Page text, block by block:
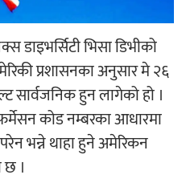
‘संवेदनाका प्रतिध्वनि’
लोकार्पण
डाइभर्सिटी भिसा डिभीको
प्रशासनका अनुसार मे २६
सार्वजनिक हुन लागेको हो ।
कोड नम्बरका आधारमा
परेन भन्ने थाहा हुने अमेरिकन
।